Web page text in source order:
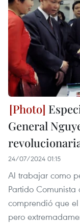
General
24/07/2024 01:15
Al trabajar como
Partido Comunista
comprendió que
pero